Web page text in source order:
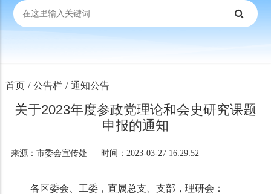
首页 / 公告栏 / 通知公告
关于2023年度参政党理论和会史研究课题
申报的通知
来源：市委会宣传处 时间：2023-03-27 16:29:52
各区委会、工委，直属总支、支部，理研会：